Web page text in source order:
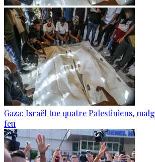
Gaza: Israël tue quatre Palestiniens,
feu